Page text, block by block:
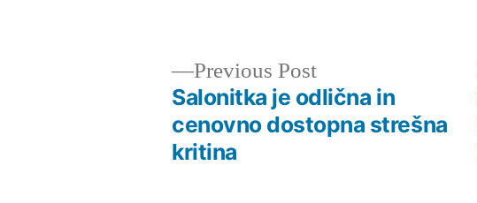
Navigacija
prispevka
Previous PostPrevious
post:
Salonitka je odlična in
cenovno dostopna strešna
kritina